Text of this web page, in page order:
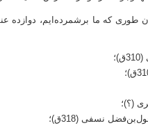
که ما برشمرده‌ایم، دوازده
(؟)؛
نسفی (318ق)؛